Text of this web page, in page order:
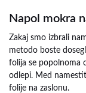
Napol mokra
Zakaj smo izbrali
metodo boste
folija se popolnoma
odlepi. Med
folije na zaslonu.